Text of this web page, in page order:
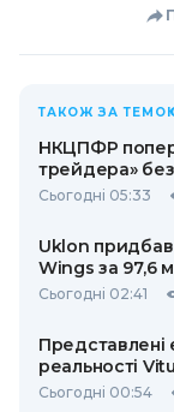
ТАКОЖ ЗА
НКЦПФР
трейдера» без
Сьогодні 05:33
Uklon
Wings за 97,6
Сьогодні 02:41
Представлені
реальності
Сьогодні 00:54